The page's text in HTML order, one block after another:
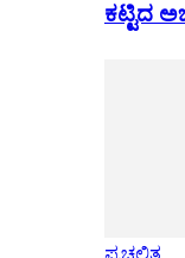
ಕಟ್ಟಿದ